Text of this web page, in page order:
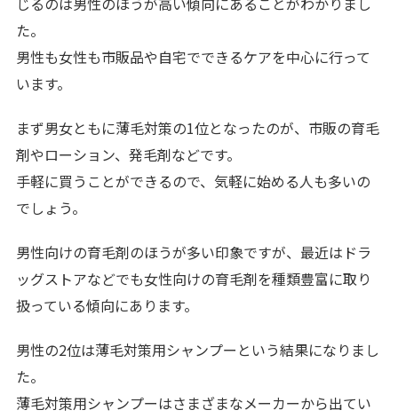
た。
男性も女性も市販品や自宅でできるケアを中心に行って
います。
まず男女ともに薄毛対策の1位となったのが、市販の育毛
剤やローション、発毛剤などです。
手軽に買うことができるので、気軽に始める人も多いの
でしょう。
男性向けの育毛剤のほうが多い印象ですが、最近はドラ
ッグストアなどでも女性向けの育毛剤を種類豊富に取り
扱っている傾向にあります。
男性の2位は薄毛対策用シャンプーという結果になりまし
た。
薄毛対策用シャンプーはさまざまなメーカーから出てい